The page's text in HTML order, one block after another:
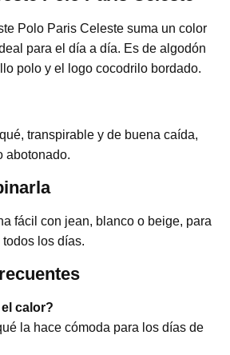
Polo Paris Celeste suma un color
para el día a día. Es de algodón
polo y el logo cocodrilo bordado.
transpirable y de buena caída,
abotonado.
fácil con jean, blanco o beige, para
los días.
calor?
la hace cómoda para los días de